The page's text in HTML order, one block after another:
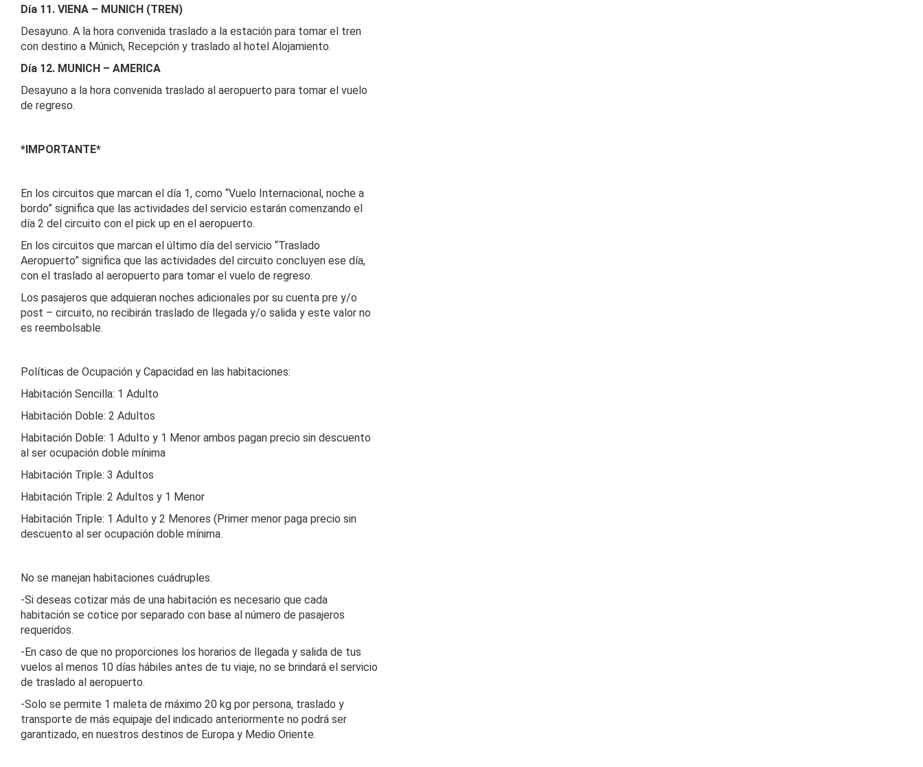
Día 11. VIENA – MUNICH (TREN)
Desayuno. A la hora convenida traslado a la estación para tomar el tren
con destino a Múnich, Recepción y traslado al hotel Alojamiento.
Día 12. MUNICH – AMERICA
Desayuno a la hora convenida traslado al aeropuerto para tomar el vuelo
de regreso.
*IMPORTANTE*
En los circuitos que marcan el día 1, como “Vuelo Internacional, noche a
bordo” significa que las actividades del servicio estarán comenzando el
día 2 del circuito con el pick up en el aeropuerto.
En los circuitos que marcan el último día del servicio “Traslado
Aeropuerto” significa que las actividades del circuito concluyen ese día,
con el traslado al aeropuerto para tomar el vuelo de regreso.
Los pasajeros que adquieran noches adicionales por su cuenta pre y/o
post – circuito, no recibirán traslado de llegada y/o salida y este valor no
es reembolsable.
Políticas de Ocupación y Capacidad en las habitaciones:
Habitación Sencilla: 1 Adulto
Habitación Doble: 2 Adultos
Habitación Doble: 1 Adulto y 1 Menor ambos pagan precio sin descuento
al ser ocupación doble mínima
Habitación Triple: 3 Adultos
Habitación Triple: 2 Adultos y 1 Menor
Habitación Triple: 1 Adulto y 2 Menores (Primer menor paga precio sin
descuento al ser ocupación doble mínima.
No se manejan habitaciones cuádruples.
-Si deseas cotizar más de una habitación es necesario que cada
habitación se cotice por separado con base al número de pasajeros
requeridos.
-En caso de que no proporciones los horarios de llegada y salida de tus
vuelos al menos 10 días hábiles antes de tu viaje, no se brindará el servicio
de traslado al aeropuerto.
-Solo se permite 1 maleta de máximo 20 kg por persona, traslado y
transporte de más equipaje del indicado anteriormente no podrá ser
garantizado, en nuestros destinos de Europa y Medio Oriente.